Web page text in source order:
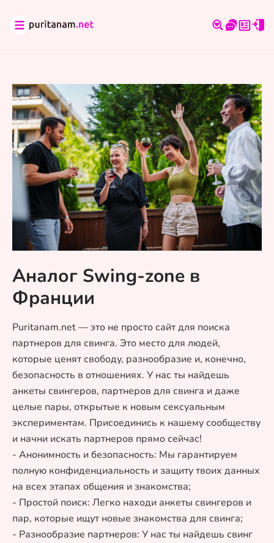
Аналог Swing-zone в
Франции
Puritanam.net — это не просто сайт для поиска
партнеров для свинга. Это место для людей,
которые ценят свободу, разнообразие и, конечно,
безопасность в отношениях. У нас ты найдешь
анкеты свингеров, партнеров для свинга и даже
целые пары, открытые к новым сексуальным
экспериментам. Присоединись к нашему сообществу
и начни искать партнеров прямо сейчас!
- Анонимность и безопасность: Мы гарантируем
полную конфиденциальность и защиту твоих данных
на всех этапах общения и знакомства;
- Простой поиск: Легко находи анкеты свингеров и
пар, которые ищут новые знакомства для свинга;
- Разнообразие партнеров: У нас ты найдешь свинг